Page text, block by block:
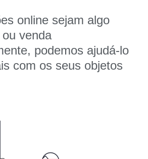
online sejam algo
venda
podemos ajudá-lo
com os seus objetos